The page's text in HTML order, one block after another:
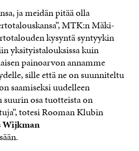
ja meidän pitää olla
MTK:n Mäki-
kysyntä syntyykin
yksityistalouksissa kuin
painoarvon annamme
sille että ne on suunniteltu
saamiseksi uudelleen
suurin osa tuotteista on
totesi Rooman Klubin
Wijkman